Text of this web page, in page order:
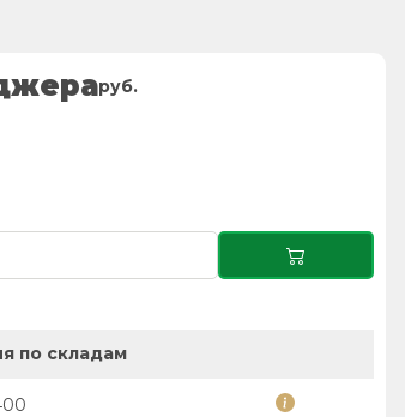
руб.
по складам